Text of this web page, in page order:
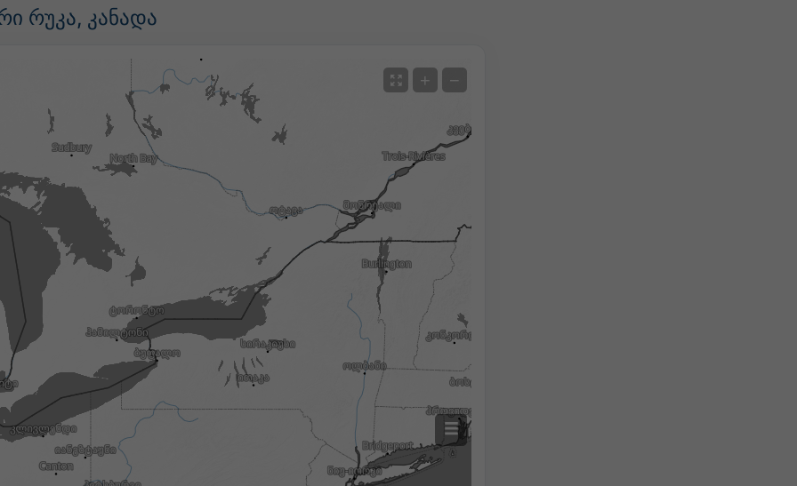
რუკა, კანადა
3h 6h 9h 12h
+ −